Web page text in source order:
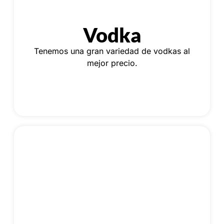
Vodka
Tenemos una gran variedad de vodkas al
mejor precio.